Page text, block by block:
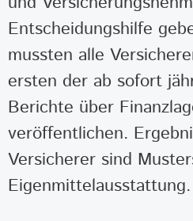
Entscheidungshilfe
mussten alle
ersten der ab sofort
Berichte über
veröffentlichen.
Versicherer sind
Eigenmittelausstattung.